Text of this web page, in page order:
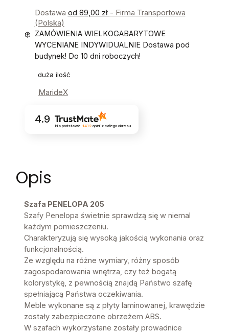
Dostawa od 89,00 zł - Firma Transportowa
(Polska)
ZAMÓWIENIA WIELKOGABARYTOWE
WYCENIANE INDYWIDUALNIE Dostawa pod
budynek! Do 10 dni roboczych!
duża ilość
MarideX
4.9
Na podstawie 1412opinii z całego okresu
Opis
Szafa PENELOPA 205
Szafy Penelopa świetnie sprawdzą się w niemal
każdym pomieszczeniu.
Charakteryzują się wysoką jakością wykonania oraz
funkcjonalnością.
Ze względu na różne wymiary, różny sposób
zagospodarowania wnętrza, czy też bogatą
kolorystykę, z pewnością znajdą Państwo szafę
spełniającą Państwa oczekiwania.
Meble wykonane są z płyty laminowanej, krawędzie
zostały zabezpieczone obrzeżem ABS.
W szafach wykorzystane zostały prowadnice